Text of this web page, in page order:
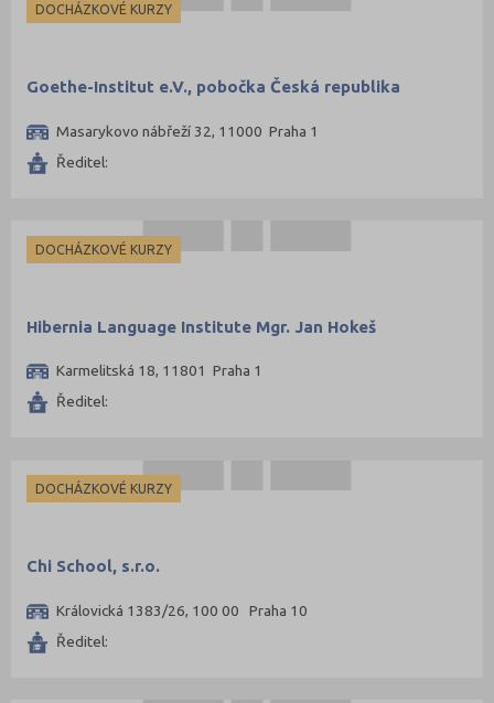
DOCHÁZKOVÉ KURZY
Goethe-Institut e.V., pobočka Česká republika
Masarykovo nábřeží 32, 11000 Praha 1
Ředitel:
DOCHÁZKOVÉ KURZY
Hibernia Language Institute Mgr. Jan Hokeš
Karmelitská 18, 11801 Praha 1
Ředitel:
DOCHÁZKOVÉ KURZY
Chi School, s.r.o.
Královická 1383/26, 100 00 Praha 10
Ředitel: